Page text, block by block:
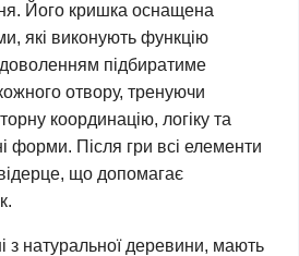
Його кришка оснащена
які виконують функцію
підбиратиме
отвору, тренуючи
координацію, логіку та
форми. Після гри всі елементи
що допомагає
з натуральної деревини, мають